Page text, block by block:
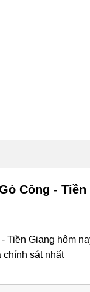
Công -
Tiền Giang hôm
chính sát nhất